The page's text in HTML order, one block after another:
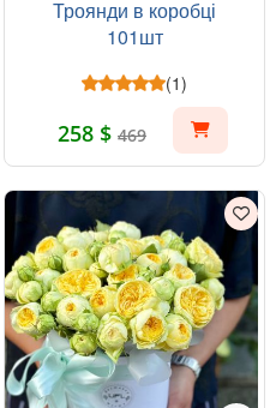
Троянди в коробці
101шт
(1)
258 $ 469